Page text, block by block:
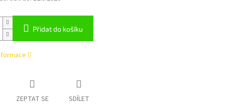
Přidat do košíku
ZEPTAT SE SDÍLET